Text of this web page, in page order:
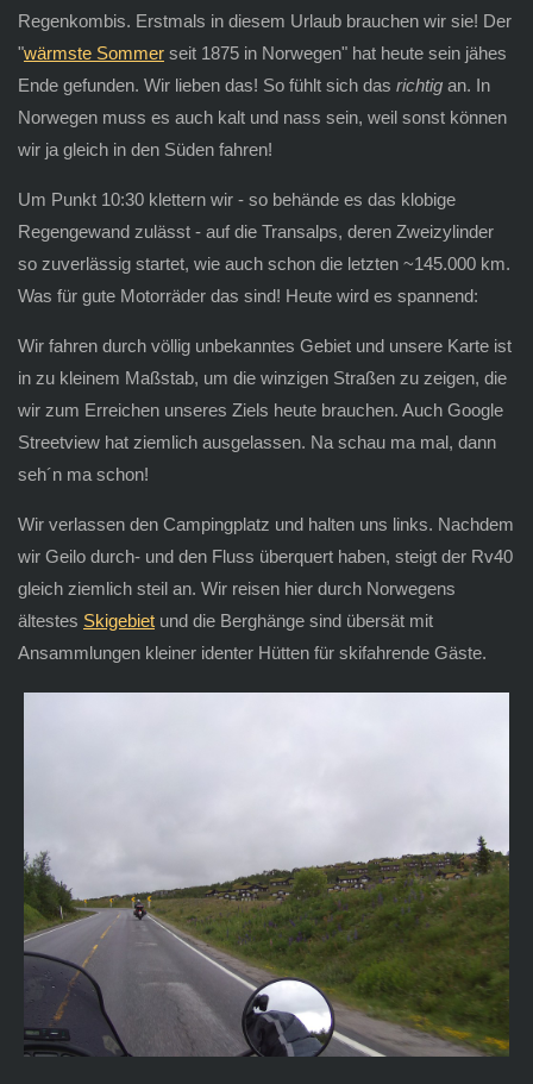
Regenkombis. Erstmals in diesem Urlaub brauchen wir sie! Der
"wärmste Sommerseit 1875 in Norwegen" hat heute sein jähes
Ende gefunden. Wir lieben das! So fühlt sich das richtigan. In
Norwegen muss es auch kalt und nass sein, weil sonst können
wir ja gleich in den Süden fahren!
Um Punkt 10:30 klettern wir - so behände es das klobige
Regengewand zulässt - auf die Transalps, deren Zweizylinder
so zuverlässig startet, wie auch schon die letzten ~145.000 km.
Was für gute Motorräder das sind! Heute wird es spannend:
Wir fahren durch völlig unbekanntes Gebiet und unsere Karte ist
in zu kleinem Maßstab, um die winzigen Straßen zu zeigen, die
wir zum Erreichen unseres Ziels heute brauchen. Auch Google
Streetview hat ziemlich ausgelassen. Na schau ma mal, dann
seh´n ma schon!
Wir verlassen den Campingplatz und halten uns links. Nachdem
wir Geilo durch- und den Fluss überquert haben, steigt der Rv40
gleich ziemlich steil an. Wir reisen hier durch Norwegens
ältestes Skigebietund die Berghänge sind übersät mit
Ansammlungen kleiner identer Hütten für skifahrende Gäste.